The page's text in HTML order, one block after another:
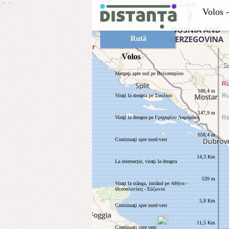
/* */
Volos -
Volos
Mergeţi spre sud pe Βελισσαρίου
188,4 m
Viraţi la dreapta pe Σουλίου
147,9 m
Viraţi la dreapta pe Γρηγορίου Λαμπράκη
658,4 m
Continuaţi spre nord-vest
14,3 Km
La intersecţie, viraţi la dreapta
539 m
Viraţi la stânga, intrând pe Αθήνα -
Θεσσαλονίκη - Εύζωνοι
5,8 Km
Continuaţi spre nord-vest
11,5 Km
Continuaţi spre vest
Rută